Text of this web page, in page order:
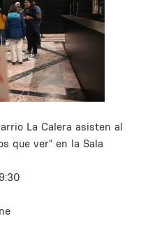
La Calera asisten al
que ver" en la Sala